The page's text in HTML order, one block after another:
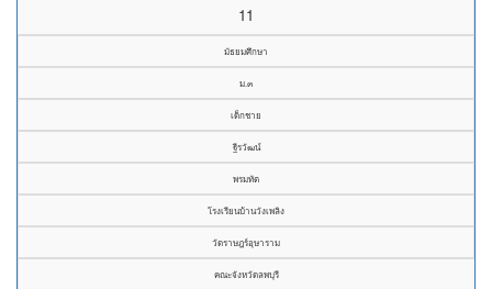
11
มัธยมศึกษา
ม.๓
เด็กชาย
ฐีรวัฒน์
พรมทัต
โรงเรียนบ้านวังเพลิง
วัดราษฎร์อุษาราม
คณะจังหวัดลพบุรี